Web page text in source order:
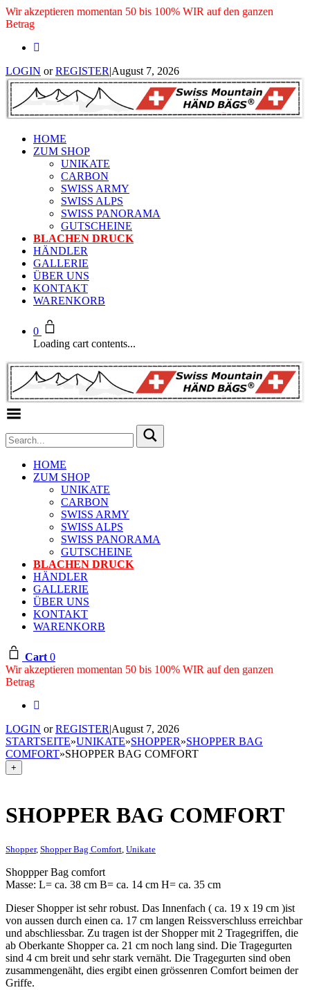
Wir akzeptieren momentan 50 bis 100% WIR auf den ganzen
Betrag
LOGIN orREGISTER|August 7, 2026
HOME
ZUM SHOP
UNIKATE
CARBON
SWISS ARMY
SWISS ALPS
SWISS PANORAMA
GUTSCHEINE
BLACHEN DRUCK
HÄNDLER
GALLERIE
ÜBER UNS
KONTAKT
WARENKORB
0
Loading cart contents...
HOME
ZUM SHOP
UNIKATE
CARBON
SWISS ARMY
SWISS ALPS
SWISS PANORAMA
GUTSCHEINE
BLACHEN DRUCK
HÄNDLER
GALLERIE
ÜBER UNS
KONTAKT
WARENKORB
Cart 0
Wir akzeptieren momentan 50 bis 100% WIR auf den ganzen
Betrag
LOGIN orREGISTER|August 7, 2026
STARTSEITE»UNIKATE»SHOPPER»SHOPPER BAG
COMFORT»SHOPPER BAG COMFORT
+
SHOPPER BAG COMFORT
Shopper, Shopper Bag Comfort, Unikate
Shoppper Bag comfort
Masse: L= ca. 38 cm B= ca. 14 cm H= ca. 35 cm
Dieser Shopper ist sehr robust. Das Innenfach ( ca. 19 x 19 cm )ist
von aussen durch einen ca. 17 cm langen Reissverschluss erreichbar
und abschliessbar. Zu tragen ist der Shopper mit 2 Tragegriffen, die
ab Oberkante Shopper ca. 21 cm noch lang sind. Die Tragegurten
sind 4 cm breit und sehr stark vernäht. Die Tragegurten sind oben
zusammengenäht, dies ergibt einen grössenren Comfort beimen der
Griffe.